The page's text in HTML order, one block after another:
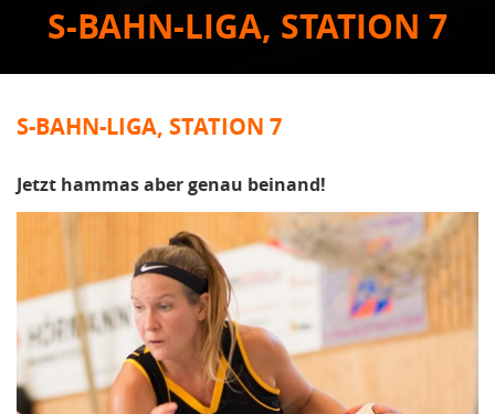
S-BAHN-LIGA, STATION 7
S-BAHN-LIGA, STATION 7
Jetzt hammas aber genau beinand!